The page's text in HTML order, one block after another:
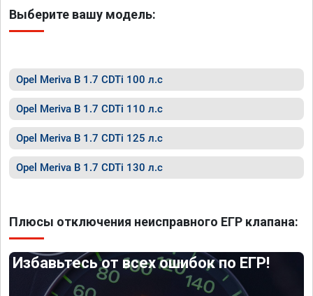
Выберите вашу модель:
Opel Meriva B 1.7 CDTi 100 л.с
Opel Meriva B 1.7 CDTi 110 л.с
Opel Meriva B 1.7 CDTi 125 л.с
Opel Meriva B 1.7 CDTi 130 л.с
Плюсы отключения неисправного ЕГР клапана:
Избавьтесь от всех ошибок по ЕГР!